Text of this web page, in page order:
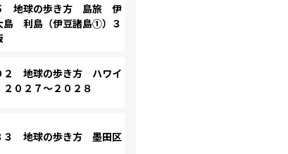
地球の歩き方 島旅 伊
島 利島（伊豆諸島①）３
２ 地球の歩き方 ハワイ
０２７～２０２８
３ 地球の歩き方 墨田区